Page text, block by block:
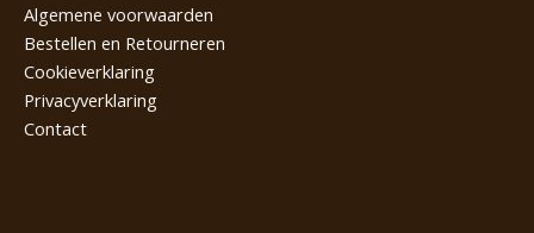
Algemene voorwaarden
Bestellen en Retourneren
Cookieverklaring
Privacyverklaring
Contact